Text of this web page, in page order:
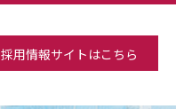
採用情報サイトはこちら